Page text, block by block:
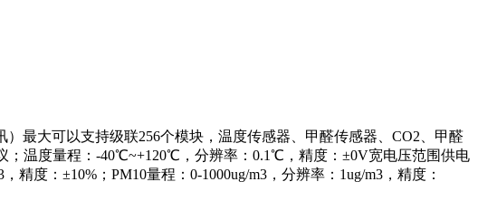
最大可以支持级联256个模块，温度传感器、甲醛传感器、CO2、甲醛
；温度量程：-40℃~+120℃，分辨率：0.1℃，精度：±0V宽电压范围供电
度：±10%；PM10量程：0-1000ug/m3，分辨率：1ug/m3，精度：